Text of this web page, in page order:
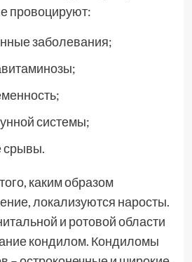
провоцируют:
заболевания;
системы;
срывы.
каким образом
локализуются наросты.
и ротовой области
кондилом. Кондиломы